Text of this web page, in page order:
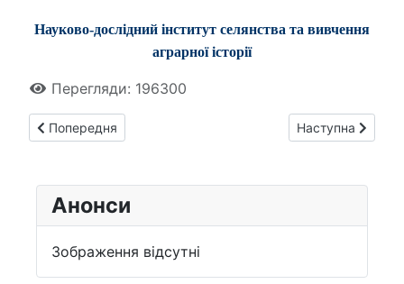
Науково-дослідний інститут селянства та вивчення
аграрної історії
Перегляди: 196300
Попередня стаття: Голодомор-геноцид 1932 – 1933 рр. в
Попередня Наступна
Наступна
Анонси
Зображення відсутні